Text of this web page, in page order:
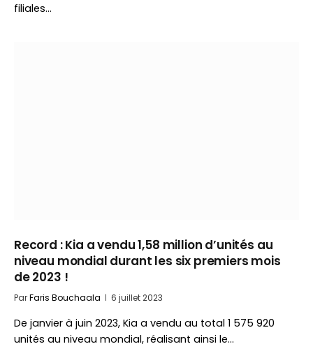
filiales…
Record : Kia a vendu 1,58 million d’unités au
niveau mondial durant les six premiers mois
de 2023 !
ParFaris Bouchaala 6 juillet 2023
De janvier à juin 2023, Kia a vendu au total 1 575 920
unités au niveau mondial, réalisant ainsi le…